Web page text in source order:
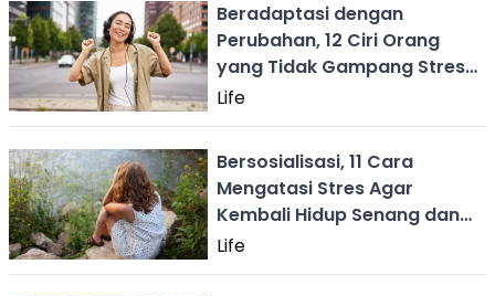
Beradaptasi dengan
Perubahan, 12 Ciri Orang
yang Tidak Gampang Stres
dan Hidupnya Selalu Bahagia
Life
Bersosialisasi, 11 Cara
Mengatasi Stres Agar
Kembali Hidup Senang dan
Bahagia
Life